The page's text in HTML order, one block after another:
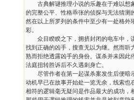
古典解谜推理小说的乐趣在于难以想象
的完整公平、性格乖张的侦探与无法猜
然在以上所罗列的条件中至少有一处格
彩。
众目睽睽之下，拥挤封闭的电车中，谋
找到正确的凶手，搜查无以为继。然而
熟而拒绝透露凶手的身份。谋杀并未因
法庭扭转胜诉后不久遇刺身亡。
尽管作者在第一起谋杀案发生后便暗示
动机早已在故事开始处一览无余，线索
相符的逻辑毫无疑问是作品最大的成功，